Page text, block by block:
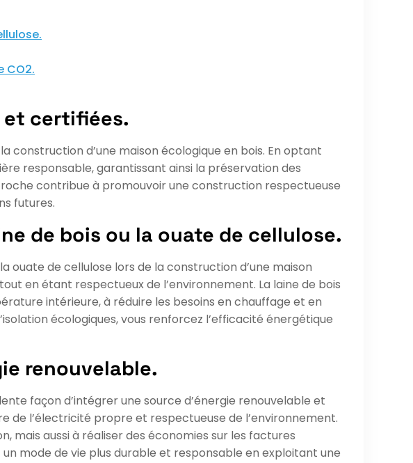
CO2.
et certifiées.
construction d’une maison écologique en bois. En optant
responsable, garantissant ainsi la préservation des
contribue à promouvoir une construction respectueuse
futures.
de bois ou la ouate de cellulose.
ouate de cellulose lors de la construction d’une maison
en étant respectueux de l’environnement. La laine de bois
intérieure, à réduire les besoins en chauffage et en
écologiques, vous renforcez l’efficacité énergétique
renouvelable.
façon d’intégrer une source d’énergie renouvelable et
de l’électricité propre et respectueuse de l’environnement.
mais aussi à réaliser des économies sur les factures
mode de vie plus durable et responsable en exploitant une